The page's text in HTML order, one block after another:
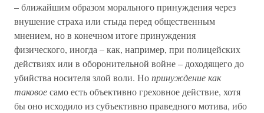
– ближайшим образом морального принуждения через
внушение страха или стыда перед общественным
мнением, но в конечном итоге принуждения
физического, иногда – как, например, при полицейских
действиях или в оборонительной войне – доходящего до
убийства носителя злой воли. Нопринуждение как
таковоесамо есть объективно греховное действие, хотя
бы оно исходило из субъективно праведного мотива, ибо